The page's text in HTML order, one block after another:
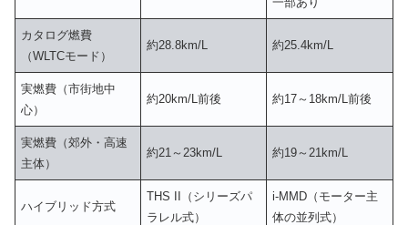
カタログ燃費
（WLTCモード）
約28.8km/L 約25.4km/L
実燃費（市街地中
心）
約20km/L前後 約17～18km/L前後
実燃費（郊外・高速
主体）
約21～23km/L 約19～21km/L
ハイブリッド方式
THS II（シリーズパ
ラレル式）
i-MMD（モーター主
体の並列式）